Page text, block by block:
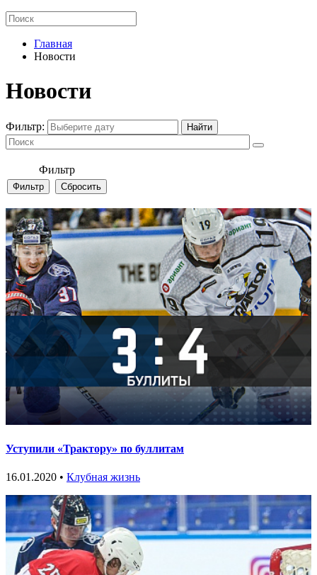
Главная
Новости
Новости
Фильтр:
Фильтр
Уступили «Трактору» по буллитам
16.01.2020 • Клубная жизнь